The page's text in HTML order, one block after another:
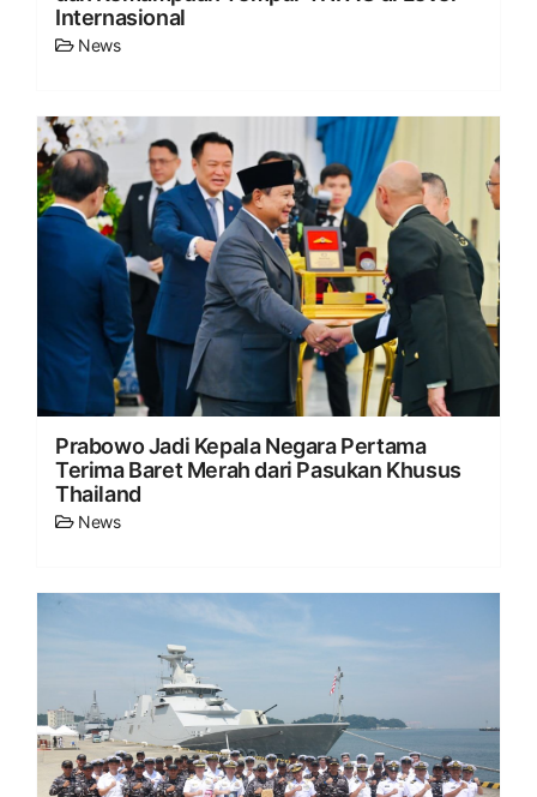
Internasional
News
Prabowo Jadi Kepala Negara Pertama
Terima Baret Merah dari Pasukan Khusus
Thailand
News